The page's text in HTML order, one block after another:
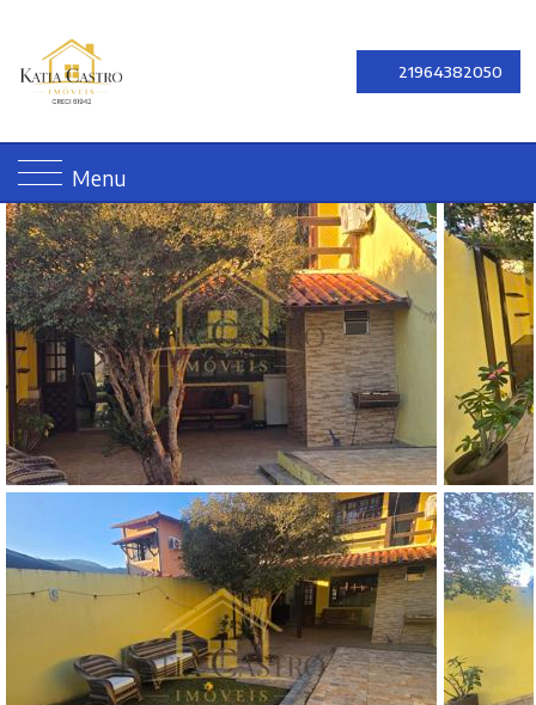
21964382050
Menu